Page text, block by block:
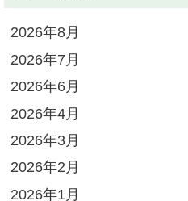
2026年8月
2026年7月
2026年6月
2026年4月
2026年3月
2026年2月
2026年1月